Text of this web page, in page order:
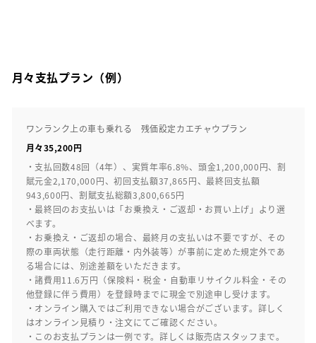
月々支払プラン（例）
ワンランク上の車も乗れる 残価設定カエチャウプラン
月々35,200円
・支払回数48回（4年）、実質年率6.8%、頭金1,200,000円、割
賦元金2,170,000円、初回支払額37,865円、最終回支払額
943,600円、割賦支払総額3,800,665円
・最終回のお支払いは「お乗換え・ご返却・お買い上げ」より選
べます。
・お乗換え・ご返却の場合、最終月の支払いは不要ですが、その
際の車両状態（走行距離・内外装等）が事前に定めた規定外であ
る場合には、別途差額をいただきます。
・諸費用11.6万円（保険料・税金・自動車リサイクル料金・その
他登録に伴う費用）を登録時までに現金で別途申し受けます。
・オンライン購入ではご利用できない場合がございます。詳しく
はオンライン見積り・注文にてご確認ください。
・このお支払プランは一例です。詳しくは販売店スタッフまで。